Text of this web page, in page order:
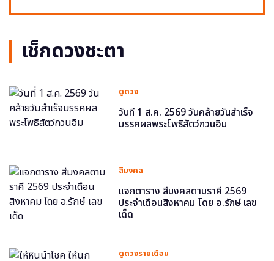
เช็กดวงชะตา
ดูดวง
วันที่ 1 ส.ค. 2569 วันคล้ายวันสำเร็จ
มรรคผลพระโพธิสัตว์กวนอิม
สีมงคล
แจกตาราง สีมงคลตามราศี 2569
ประจำเดือนสิงหาคม โดย อ.รักษ์ เลข
เด็ด
ดูดวงรายเดือน